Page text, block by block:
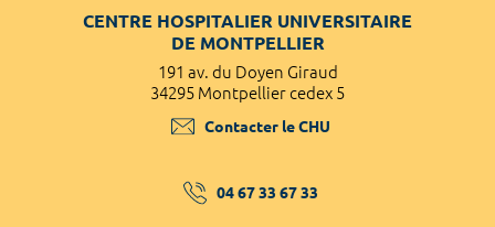
CENTRE HOSPITALIER UNIVERSITAIRE
DE MONTPELLIER
191 av. du Doyen Giraud
34295 Montpellier cedex 5
Contacter le CHU
04 67 33 67 33